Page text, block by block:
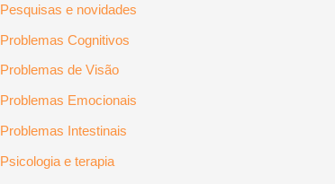
Pesquisas e novidades
Problemas Cognitivos
Problemas de Visão
Problemas Emocionais
Problemas Intestinais
Psicologia e terapia